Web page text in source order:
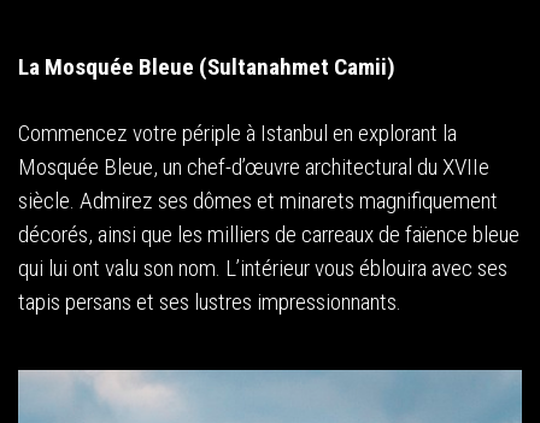
La Mosquée Bleue (Sultanahmet Camii)
Commencez votre périple à Istanbul en explorant la
Mosquée Bleue, un chef-d’œuvre architectural du XVIIe
siècle. Admirez ses dômes et minarets magnifiquement
décorés, ainsi que les milliers de carreaux de faïence bleue
qui lui ont valu son nom. L’intérieur vous éblouira avec ses
tapis persans et ses lustres impressionnants.